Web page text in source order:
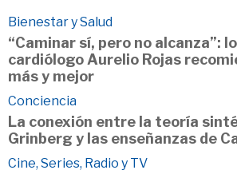
Bienestar y Salud
“Caminar sí, pero no alcanza”: lo
cardiólogo Aurelio Rojas
más y mejor
Conciencia
La conexión entre la teoría
Grinberg y las enseñanzas de
Cine, Series, Radio y TV